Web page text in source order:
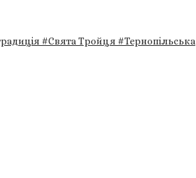
#Свята Тройця #Тернопільська